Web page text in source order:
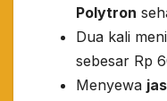
Polytron
​Dua kali
sebesar Rp
​Menyewa